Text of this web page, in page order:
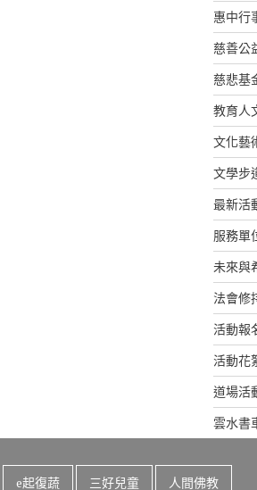
惠中行
慈善公
慈悲基
教育人
文化藝
文學步
最新活
服務單
未來與
法會修
活動報
活動花
道場活
雲水書
e起復蔬 三好兒童 人間佛教